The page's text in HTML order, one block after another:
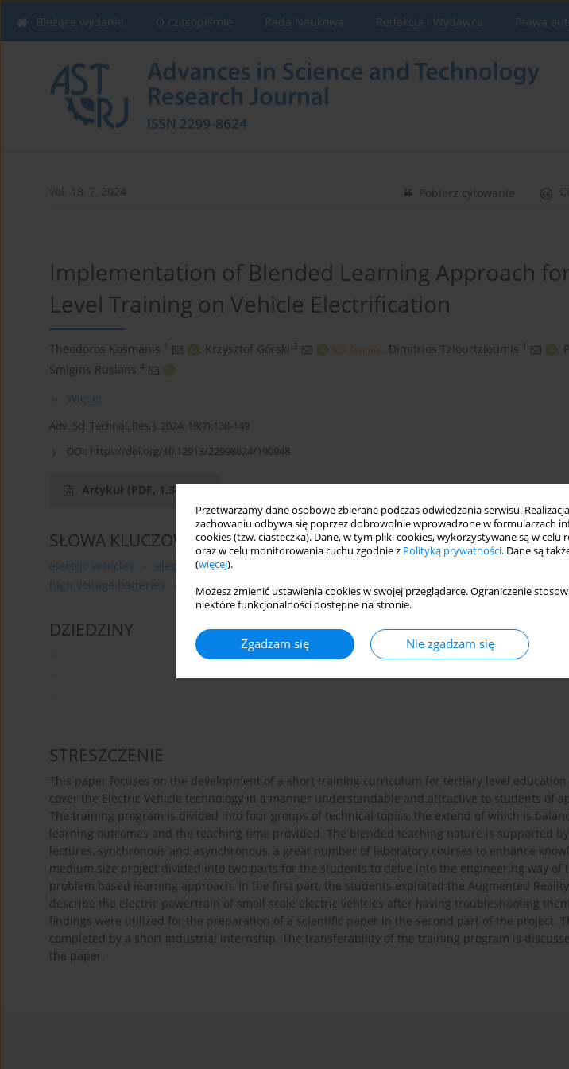
Przetwarzamy dane osobowe zbierane podczas odwiedzania serwisu.
zachowaniu odbywa się poprzez dobrowolnie wprowadzone w formularzach
cookies (tzw. ciasteczka). Dane, w tym pliki cookies, wykorzystywane są w
oraz w celu monitorowania ruchu zgodnie z Polityką prywatności. Dane są
(więcej).
Możesz zmienić ustawienia cookies w swojej przeglądarce. Ograniczenie
niektóre funkcjonalności dostępne na stronie.
Zgadzam się Nie zgadzam się
Bieżące wydanie O czasopiśmie Rada Naukowa Redakcja i Wydawca Prawa
vol. 18, 7, 2024 Pobierz cytowanie
Implementation of Blended Learning Approach
Level Training on Vehicle Electrification
Theodoros Kosmanis 1 , Krzysztof Górski 2 , Dimitrios Tziourtzioumis 1 ,
Smigins Ruslans 4
Więcej
Adv. Sci. Technol. Res. J. 2024; 18(7):138-149
DOI: https://doi.org/10.12913/22998624/190948
Artykuł (PDF, 1.34 MB)
SŁOWA KLUCZOWE
electric vehicles electric vehicle technology
high voltage batteries
electric powertrain
DZIEDZINY
STRESZCZENIE
This paper focuses on the development of a short training curriculum for tertiary level
cover the Electric Vehicle technology in a manner understandable and attractive to students of
The training program is divided into four groups of technical topics, the extend of which is
learning outcomes and the teaching time provided. The blended teaching nature is supported
lectures, synchronous and asynchronous, a great number of laboratory courses to enhance
medium size project divided into two parts for the students to delve into the engineering way of
problem based learning approach. In the first part, the students exploited the Augmented
describe the electric powertrain of small scale electric vehicles after having troubleshooting
findings were utilized for the preparation of a scientific paper in the second part of the project.
completed by a short industrial internship. The transferability of the training program is
the paper.